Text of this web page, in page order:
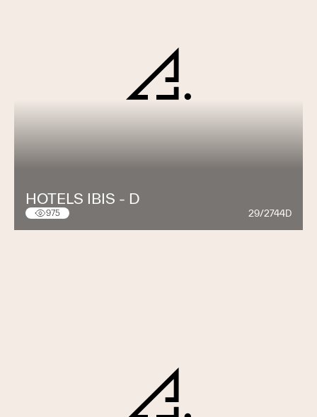
HOTELS IBIS - D
975 29/2744D